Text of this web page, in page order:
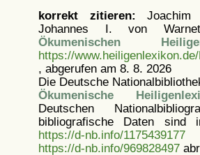
korrekt zitieren: Joachim
Johannes I. von
Ökumenischen
https://
, abgerufen am 8. 8. 2026
Die Deutsche
Ökumenische
Deutschen
bibliografische Daten sind
https://d-nb.info/1175439177
https://d-nb.info/969828497